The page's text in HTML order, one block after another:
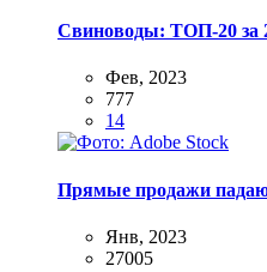
Свиноводы: ТОП-20 за
Фев, 2023
777
14
Прямые продажи
Янв, 2023
27005